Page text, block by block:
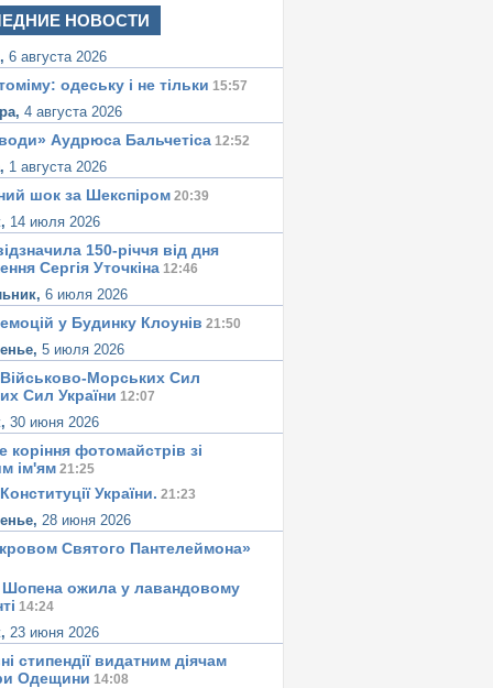
НОВОСТИ
6 августа 2026
одеську i не тiльки 15:57
4 августа 2026
Аудрюса Бальчетiса 12:52
1 августа 2026
шок за Шекспіром 20:39
14 июля 2026
150-річчя від дня
Сергія Уточкіна 12:46
6 июля 2026
у Будинку Клоунів 21:50
5 июля 2026
Морських Сил
Сил України 12:07
30 июня 2026
корiння фотомайстрiв зі
iм'ям 21:25
України. 21:23
28 июня 2026
Святого Пантелеймона»
Шопена ожила у лавандовому
14:24
23 июня 2026
стипендії видатним діячам
Одещини 14:08